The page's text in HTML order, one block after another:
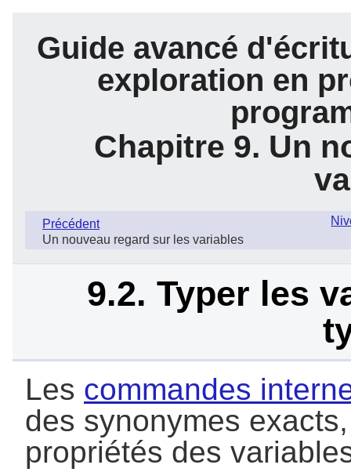
Guide avancé
exploration en
Chapitre 9. Un
Précédent
Un nouveau regard sur les variables
9.2. Typer les
Les commandes
des synonymes
propriétés des